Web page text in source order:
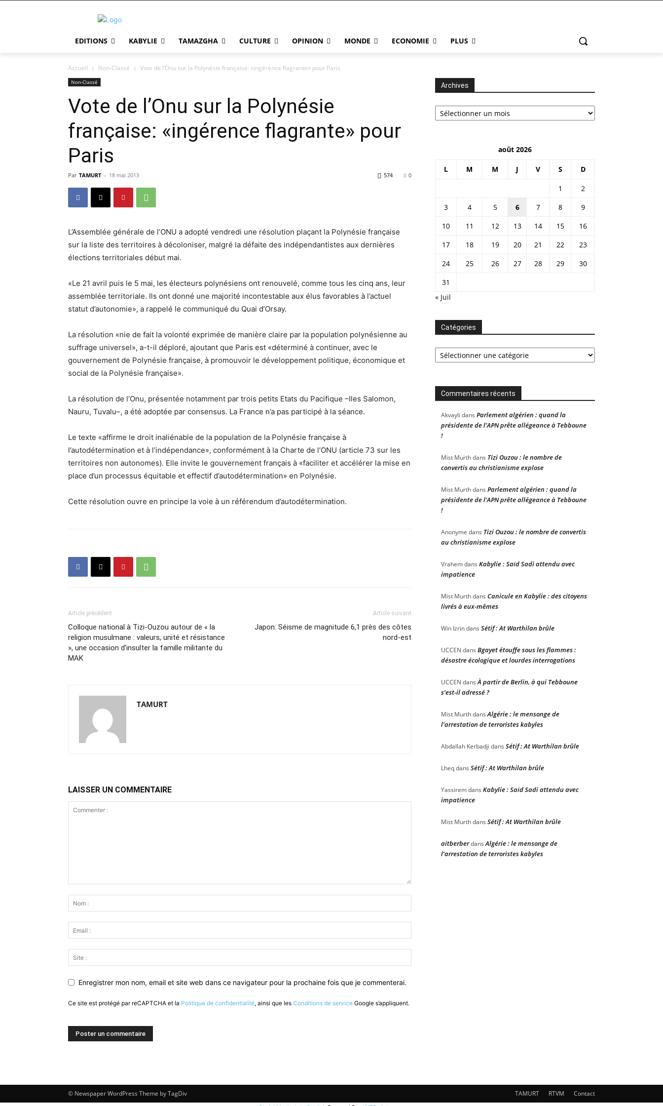
EDITIONS KABYLIE TAMAZGHA CULTURE OPINION MONDE ECONOMIE PLUS
Accueil Non-Classé Vote de l’Onu sur la Polynésie française: «ingérence flagrante» pour Paris
Non-Classé
Vote de l’Onu sur la Polynésie
française: «ingérence flagrante» pour
Paris
Par TAMURT - 18 mai 2013 0
574
L’Assemblée générale de l’ONU a adopté vendredi une résolution plaçant la Polynésie française
sur la liste des territoires à décoloniser, malgré la défaite des indépendantistes aux dernières
élections territoriales début mai.
«Le 21 avril puis le 5 mai, les électeurs polynésiens ont renouvelé, comme tous les cinq ans, leur
assemblée territoriale. Ils ont donné une majorité incontestable aux élus favorables à l’actuel
statut d’autonomie», a rappelé le communiqué du Quai d’Orsay.
La résolution «nie de fait la volonté exprimée de manière claire par la population polynésienne au
suffrage universel», a-t-il déploré, ajoutant que Paris est «déterminé à continuer, avec le
gouvernement de Polynésie française, à promouvoir le développement politique, économique et
social de la Polynésie française».
La résolution de l’Onu, présentée notamment par trois petits Etats du Pacifique –Iles Salomon,
Nauru, Tuvalu–, a été adoptée par consensus. La France n’a pas participé à la séance.
Le texte «affirme le droit inaliénable de la population de la Polynésie française à
l’autodétermination et à l’indépendance», conformément à la Charte de l’ONU (article 73 sur les
territoires non autonomes). Elle invite le gouvernement français à «faciliter et accélérer la mise en
place d’un processus équitable et effectif d’autodétermination» en Polynésie.
Cette résolution ouvre en principe la voie à un référendum d’autodétermination.
Article précédent
Colloque national à Tizi-Ouzou autour de « la
religion musulmane : valeurs, unité et résistance
», une occasion d’insulter la famille militante du
MAK
Article suivant
Japon: Séisme de magnitude 6,1 près des côtes
nord-est
TAMURT
LAISSER UN COMMENTAIRE
Enregistrer mon nom, email et site web dans ce navigateur pour la prochaine fois que je commenterai.
Ce site est protégé par reCAPTCHA et la Politique de confidentialité, ainsi que les Conditions de service Google s’appliquent.
Archives
Archives
août 2026
L M M J V S D
1
2
3
4 5 6 7 8
9
10
11 12 13 14 15
16
17
18 19 20 21 22
23
24
25 26 27 28 29
30
31
« Juil
Catégories
Catégories
Commentaires récents
Akvayli dans Parlement algérien : quand la
présidente de l’APN prête allégeance à Tebboune
!
Mist Murthdans Tizi Ouzou : le nombre de
convertis au christianisme explose
Mist Murthdans Parlement algérien : quand la
présidente de l’APN prête allégeance à Tebboune
!
Anonyme dans Tizi Ouzou : le nombre de convertis
au christianisme explose
Vrahemdans Kabylie : Saïd Sadi attendu avec
impatience
Mist Murthdans Canicule en Kabylie : des citoyens
livrés à eux-mêmes
Win Izrindans Sétif : At Warthilan brûle
UCCEN dans Bgayet étouffe sous les flammes :
désastre écologique et lourdes interrogations
UCCEN dansÀ partir de Berlin, à qui Tebboune
s’est-il adressé ?
Mist MurthdansAlgérie : le mensonge de
l’arrestation de terroristes kabyles
Abdallah Kerbadji dans Sétif : At Warthilan brûle
Lheqdans Sétif : At Warthilan brûle
Yassiremdans Kabylie : Saïd Sadi attendu avec
impatience
Mist Murthdans Sétif : At Warthilan brûle
aitberberdansAlgérie : le mensonge de
l’arrestation de terroristes kabyles
TAMURT RTVM Contact
© Newspaper WordPress Theme by TagDiv